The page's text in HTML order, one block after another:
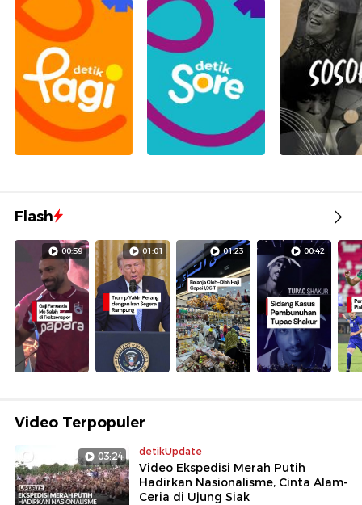
Flash
00:59 01:01 01:23 00:42
Video Terpopuler
03:24 detikUpdate
Video Ekspedisi Merah Putih
Hadirkan Nasionalisme, Cinta Alam-
Ceria di Ujung Siak